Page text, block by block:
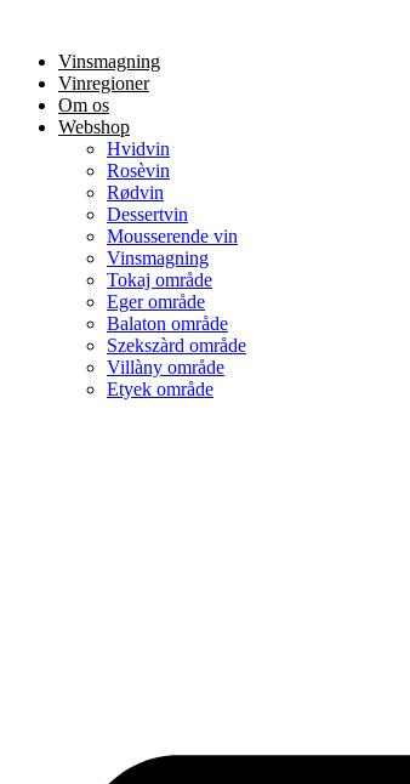
indholdVinsmagning
Vinregioner
Om os
Webshop
Hvidvin
Rosèvin
Rødvin
Dessertvin
Mousserende vin
Vinsmagning
Tokaj område
Eger område
Balaton område
Szekszàrd område
Villàny område
Etyek område